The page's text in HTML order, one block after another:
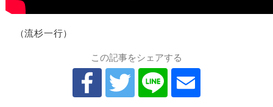
（流杉一行）
この記事をシェアする